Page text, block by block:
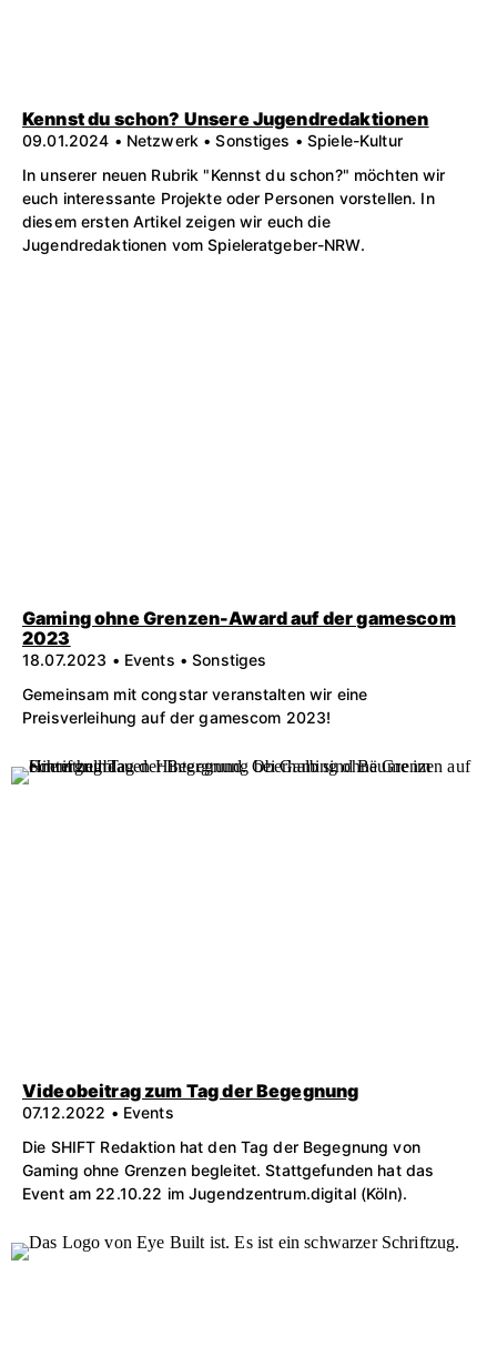
Kennst du schon? Unsere Jugendredaktionen
09.01.2024 • Netzwerk • Sonstiges • Spiele-Kultur
In unserer neuen Rubrik "Kennst du schon?" möchten wir
euch interessante Projekte oder Personen vorstellen. In
diesem ersten Artikel zeigen wir euch die
Jugendredaktionen vom Spieleratgeber-NRW.
Gaming ohne Grenzen-Award auf der gamescom
2023
18.07.2023 • Events • Sonstiges
Gemeinsam mit congstar veranstalten wir eine
Preisverleihung auf der gamescom 2023!
Videobeitrag zum Tag der Begegnung
07.12.2022 • Events
Die SHIFT Redaktion hat den Tag der Begegnung von
Gaming ohne Grenzen begleitet. Stattgefunden hat das
Event am 22.10.22 im Jugendzentrum.digital (Köln).